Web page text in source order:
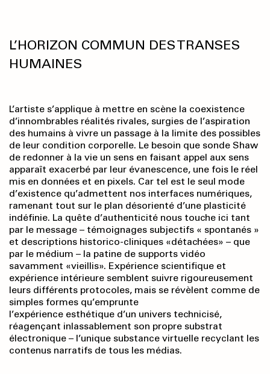
L’HORIZON COMMUN DES TRANSES
HUMAINES
L’artiste s’applique à mettre en scène la coexistence
d’innombrables réalités rivales, surgies de l’aspiration
des humains à vivre un passage à la limite des possibles
de leur condition corporelle. Le besoin que sonde Shaw
de redonner à la vie un sens en faisant appel aux sens
apparaît exacerbé par leur évanescence, une fois le réel
mis en données et en pixels. Car tel est le seul mode
d’existence qu’admettent nos interfaces numériques,
ramenant tout sur le plan désorienté d’une plasticité
indéfinie. La quête d’authenticité nous touche ici tant
par le message – témoignages subjectifs « spontanés »
et descriptions historico-cliniques «détachées» – que
par le médium – la patine de supports vidéo
savamment «vieillis». Expérience scientifique et
expérience intérieure semblent suivre rigoureusement
leurs différents protocoles, mais se révèlent comme de
simples formes qu’emprunte
l’expérience esthétique d’un univers technicisé,
réagençant inlassablement son propre substrat
électronique – l’unique substance virtuelle recyclant les
contenus narratifs de tous les médias.